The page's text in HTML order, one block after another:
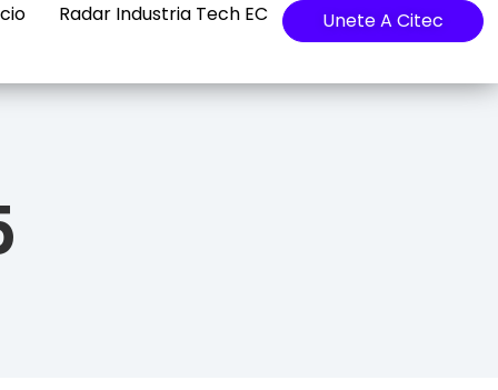
Radar Industria Tech EC Unete A Citec